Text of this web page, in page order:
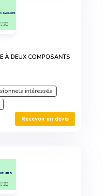
À DEUX COMPOSANTS
intéressés
Recevoir un devis